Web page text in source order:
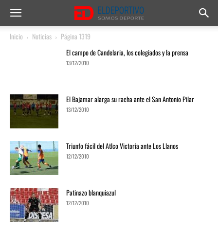
Inicio Noticias
Página 1319
El campo de Candelaria, los colegiados y la prensa
13/12/2010
El Bajamar alarga su racha ante el San Antonio Pilar
13/12/2010
Triunfo fácil del Atlco Victoria ante Los Llanos
12/12/2010
Patinazo blanquiazul
12/12/2010